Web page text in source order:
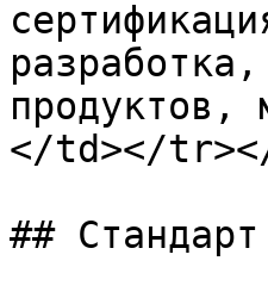
продуктов,
</td></
##